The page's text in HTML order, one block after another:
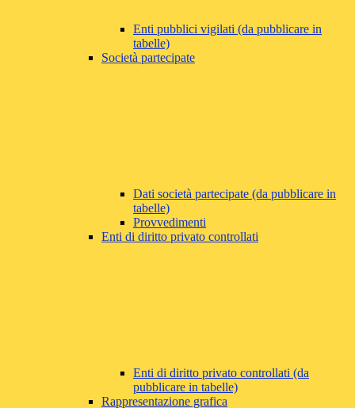
Enti pubblici vigilati (da pubblicare in
tabelle)
Società partecipate
Dati società partecipate (da pubblicare in
tabelle)
Provvedimenti
Enti di diritto privato controllati
Enti di diritto privato controllati (da
pubblicare in tabelle)
Rappresentazione grafica